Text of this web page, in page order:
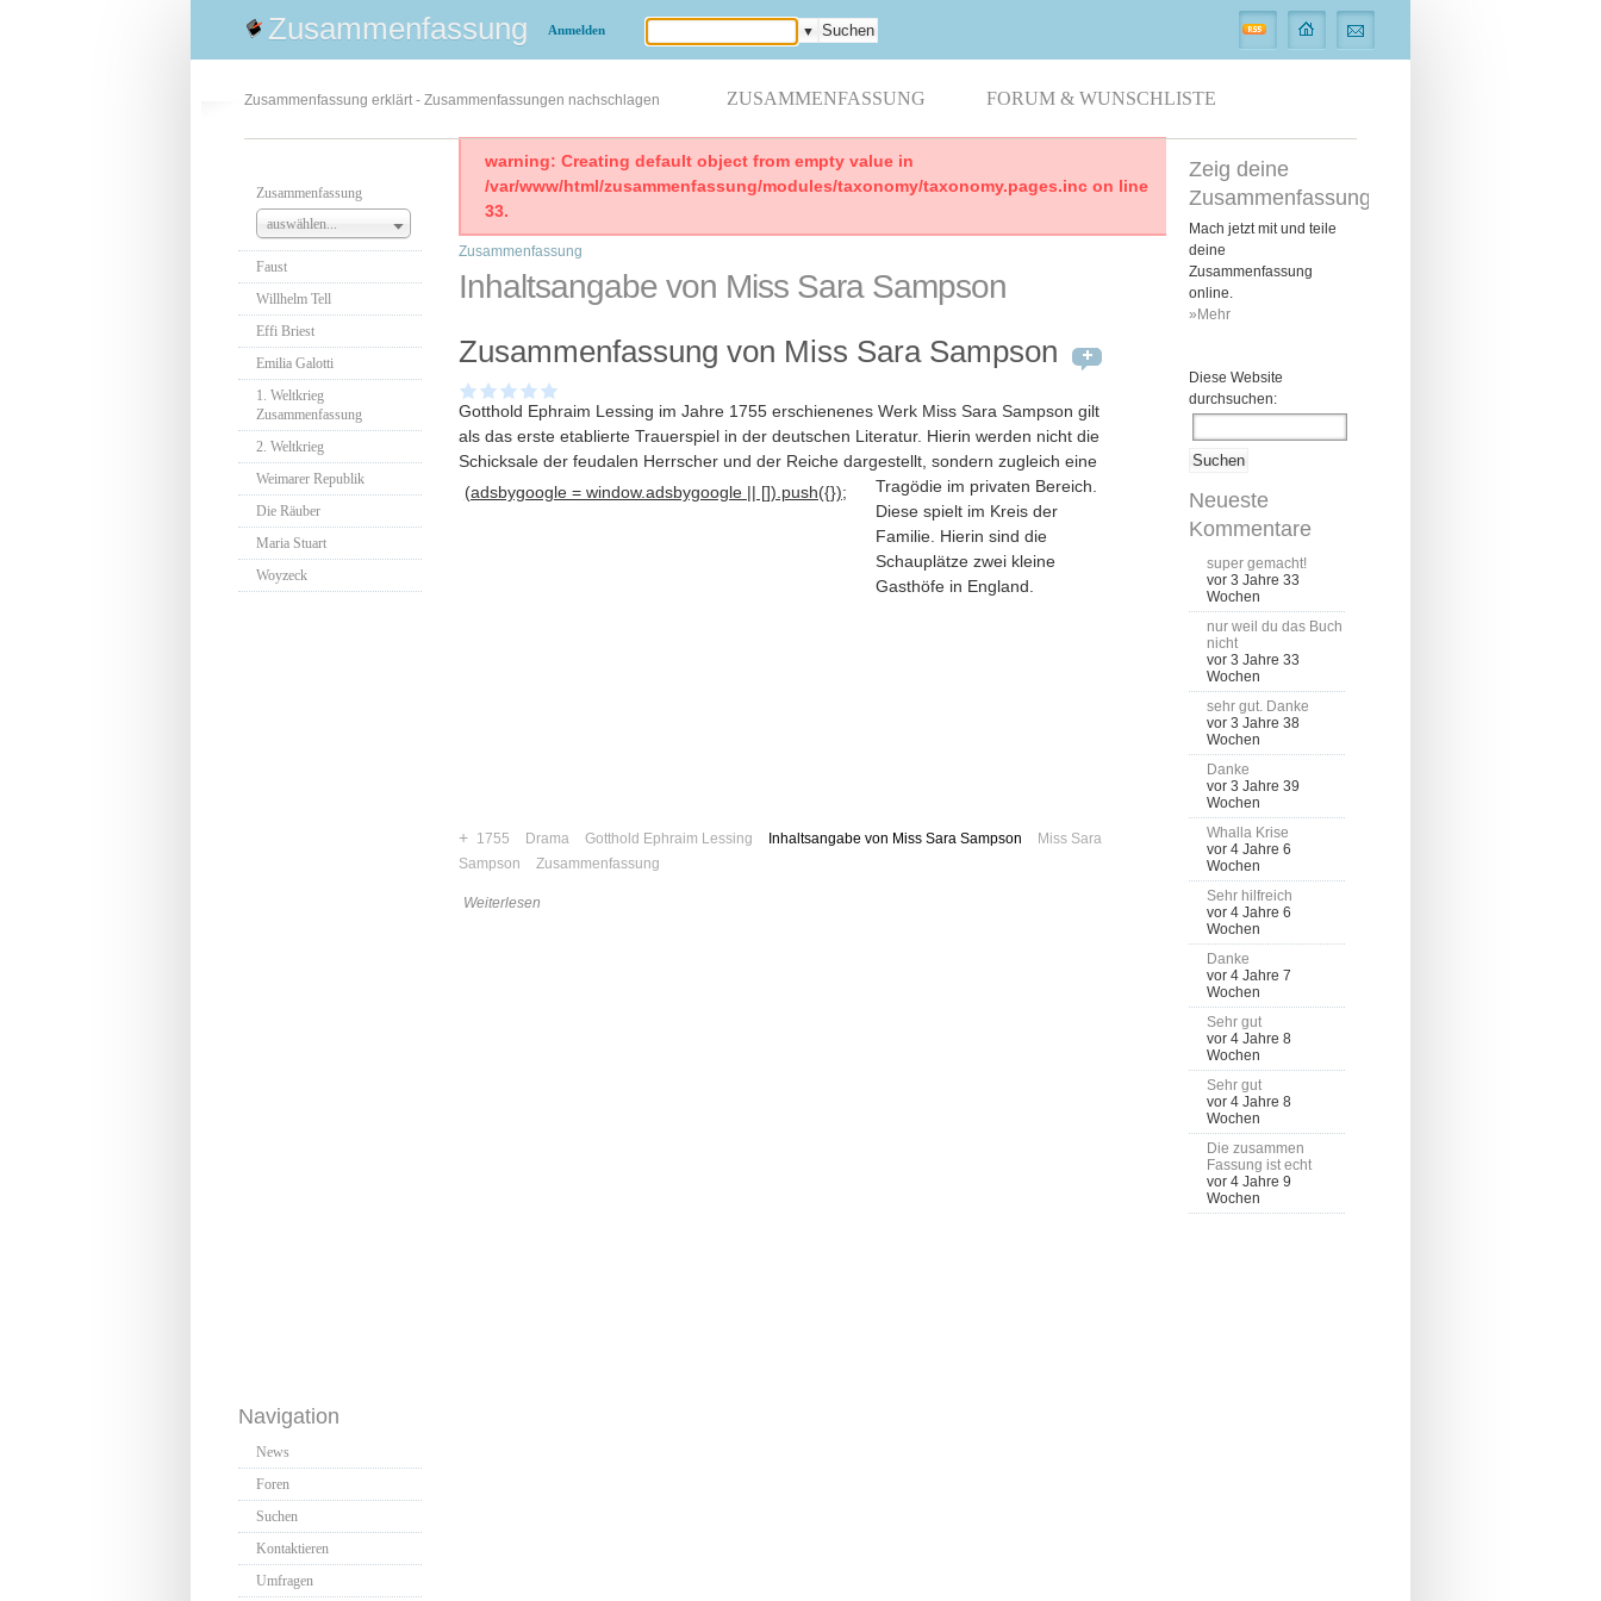
Zusammenfassung Anmelden ▼
Zusammenfassung erklärt - Zusammenfassungen nachschlagen ZUSAMMENFASSUNG FORUM & WUNSCHLISTE
Zusammenfassung
auswählen...
Faust
Willhelm Tell
Effi Briest
Emilia Galotti
1. Weltkrieg
Zusammenfassung
2. Weltkrieg
Weimarer Republik
Die Räuber
Maria Stuart
Woyzeck
Navigation
News
Foren
Suchen
Kontaktieren
Umfragen
warning: Creating default object from empty value in
/var/www/html/zusammenfassung/modules/taxonomy/taxonomy.pages.inc on line
33.
Zusammenfassung
Inhaltsangabe von Miss Sara Sampson
Zusammenfassung von Miss Sara Sampson
Gotthold Ephraim Lessing im Jahre 1755 erschienenes Werk Miss Sara Sampson gilt
als das erste etablierte Trauerspiel in der deutschen Literatur. Hierin werden nicht die
Schicksale der feudalen Herrscher und der Reiche dargestellt, sondern zugleich eine
Tragödie im privaten Bereich
(adsbygoogle = window.adsbygoogle || []).push({});
Diese spielt im Kreis der
Familie. Hierin sind die
Schauplätze zwei kleine
Gasthöfe in England.
+ 1755 Drama Gotthold Ephraim Lessing Inhaltsangabe von Miss Sara Sampson
Miss Sara
Sampson
Zusammenfassung
Weiterlesen
Zeig deine
Zusammenfassung
Mach jetzt mit und teile
deine
Zusammenfassung
online.
»Mehr
Diese Website
durchsuchen:
Neueste
Kommentare
super gemacht!
vor 3 Jahre 33
Wochen
nur weil du das Buch
nicht
vor 3 Jahre 33
Wochen
sehr gut. Danke
vor 3 Jahre 38
Wochen
Danke
vor 3 Jahre 39
Wochen
Whalla Krise
vor 4 Jahre 6
Wochen
Sehr hilfreich
vor 4 Jahre 6
Wochen
Danke
vor 4 Jahre 7
Wochen
Sehr gut
vor 4 Jahre 8
Wochen
Sehr gut
vor 4 Jahre 8
Wochen
Die zusammen
Fassung ist echt
vor 4 Jahre 9
Wochen